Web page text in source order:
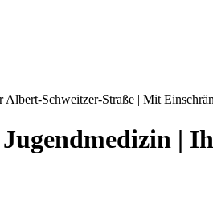
Schweitzer-Straße | Mit
|